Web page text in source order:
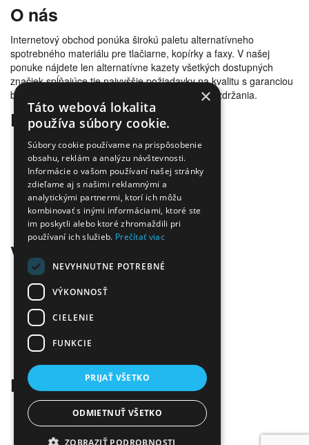
O nás
Internetový obchod ponúka širokú paletu alternatívneho
spotrebného materiálu pre tlačiarne, kopírky a faxy. V našej
ponuke nájdete len alternatívne kazety všetkých dostupných
značiek spĺňajúce tie najvyššie požiadavky na kvalitu s garanciou
bezproblémovosti tlače. Tovar doručujeme bez zdržania.
Prečo nakúpiť u nás
Úspora nákladov
Overená kvalita
Doprava zadarmo
Tovar skladom
Ekologická likvidácia tonerov
Množstvo spôsobov platby a dopravy
Ekológia
Všetko o nákupe
Kontaktné informácie
Platba a dodanie
Obchodné podmienky
Ekologická likvidácia tonerov
Záručné a reklamačné podmienky
Ochrana osobných údajov
Kontakt
Infolinka:0904 500 240
E-mail:info@tonerovo.sk
Facebook:Tonerovo.sk
×
Táto webová lokalita
používa súbory cookie.
Súbory cookie používame na prispôsobenie
obsahu, reklám a analýzu návštevnosti.
Informácie o vašom používaní našej stránky
zdieľame aj s našimi reklamnými a
analytickými partnermi, ktorí ich môžu
kombinovať s inými informáciami, ktoré ste
im poskytli alebo ktoré zhromaždili pri
používaní ich služieb. Prečítať viac
NEVYHNUTNE POTREBNÉ
VÝKONNOSŤ
CIELENIE
FUNKCIE
PRIJAŤ VŠETKO
ODMIETNUŤ VŠETKO
ZOBRAZIŤ PODROBNOSTI